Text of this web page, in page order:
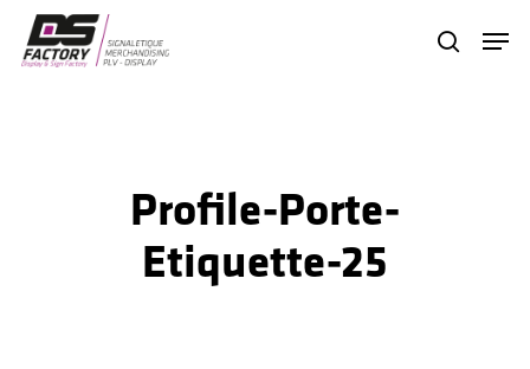
search
Profile-Porte-
Etiquette-25